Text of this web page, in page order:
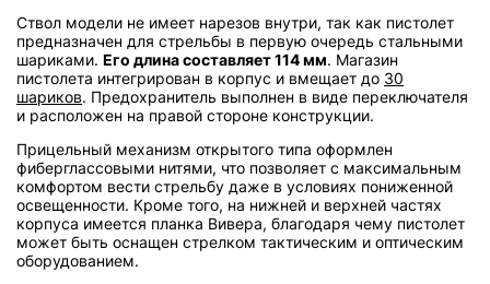
Ствол модели не имеет нарезов внутри, так как пистолет
предназначен для стрельбы в первую очередь стальными
шариками. Его длина составляет 114 мм. Магазин
пистолета интегрирован в корпус и вмещает до 30
шариков. Предохранитель выполнен в виде переключателя
и расположен на правой стороне конструкции.
Прицельный механизм открытого типа оформлен
фиберглассовыми нитями, что позволяет с максимальным
комфортом вести стрельбу даже в условиях пониженной
освещенности. Кроме того, на нижней и верхней частях
корпуса имеется планка Вивера, благодаря чему пистолет
может быть оснащен стрелком тактическим и оптическим
оборудованием.